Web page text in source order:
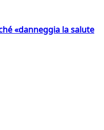
«danneggia la salute